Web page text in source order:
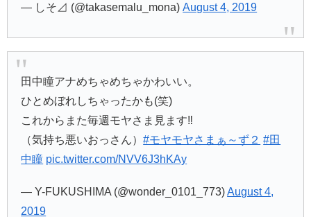
— しそ⊿ (@takasemalu_mona)August 4, 2019
田中瞳アナめちゃめちゃかわいい。
ひとめぼれしちゃったかも(笑)
これからまた毎週モヤさま見ます‼
（気持ち悪いおっさん）#モヤモヤさまぁ～ず２ #田
中瞳 pic.twitter.com/NVV6J3hKAy
— Y-FUKUSHIMA (@wonder_0101_773)August 4,
2019